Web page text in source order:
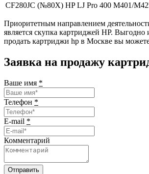
CF280JC (№80X) HP LJ Pro 400 M401/
Приоритетным направлением
является скупка картриджей HP. Выгодно
продать картриджи hp в Москве вы
Заявка на продажу
Ваше имя *
Телефон *
E-mail *
Комментарий
Отправить